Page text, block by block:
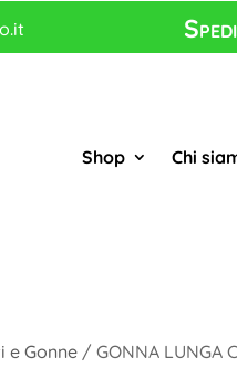
Shop Chi
e Gonne / GONNA LUNGA